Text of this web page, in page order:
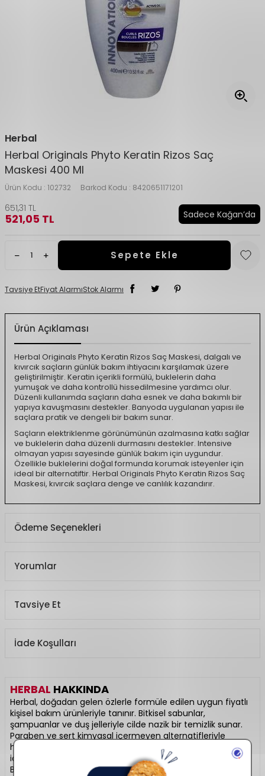
Herbal
Herbal Originals Phyto Keratin Rizos Saç
Maskesi 400 Ml
Ürün Kodu : 102732 Barkod Kodu : 8420651171201
651,31 TL
521,05 TL Sadece Kağan’da
Sepete Ekle
Tavsiye EtFiyat AlarmıStok Alarmı
Ürün Açıklaması
Herbal Originals Phyto Keratin Rizos Saç Maskesi, dalgalı ve
kıvırcık saçların günlük bakım ihtiyacını karşılamak üzere
geliştirilmiştir. Keratin içerikli formülü, buklelerin daha
yumuşak ve daha kontrollü hissedilmesine yardımcı olur.
Düzenli kullanımda saçların daha esnek ve daha bakımlı bir
yapıya kavuşmasını destekler. Banyoda uygulanan yapısı ile
saçlara pratik ve dengeli bir bakım sunar.
Saçların elektriklenme görünümünün azalmasına katkı sağlar
ve buklelerin daha düzenli durmasını destekler. Intensive
olmayan yapısı sayesinde günlük bakım için uygundur.
Özellikle buklelerini doğal formunda korumak isteyenler için
ideal bir alternatiftir. Herbal Originals Phyto Keratin Rizos Saç
Maskesi, kıvırcık saçlara denge ve canlılık kazandırır.
Ödeme Seçenekleri
Yorumlar
Tavsiye Et
İade Koşulları
HERBAL HAKKINDA
Herbal, doğadan gelen özlerle formüle edilen uygun fiyatlı
kişisel bakım ürünleriyle tanınır. Bitkisel sabunlar,
şampuanlar ve duş jelleriyle cilde nazik bir temizlik sunar.
Paraben ve sert kimyasal içermeyen alternatifleriyle
hassas ciltler için uygundur. Günlük hijyen rutininizi doğal
içeriklerle desteklemek isteyenler için ideal bir markadır.
Bitkisel ferahlığın güvenli adresi: Herbal.